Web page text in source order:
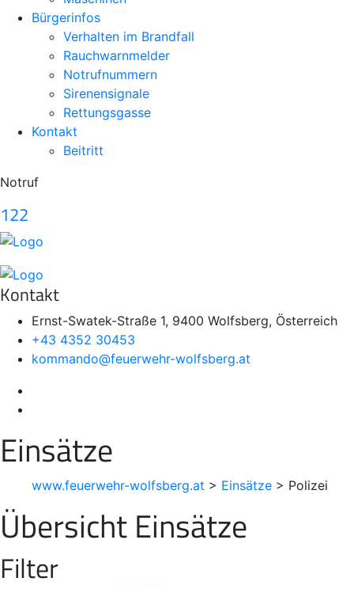
Bürgerinfos
Verhalten im Brandfall
Rauchwarnmelder
Notrufnummern
Sirenensignale
Rettungsgasse
Kontakt
Beitritt
Notruf
122
Kontakt
Ernst-Swatek-Straße 1, 9400 Wolfsberg, Österreich
+43 4352 30453
kommando@feuerwehr-wolfsberg.at
Einsätze
www.feuerwehr-wolfsberg.at > Einsätze > Polizei
Übersicht Einsätze
Filter